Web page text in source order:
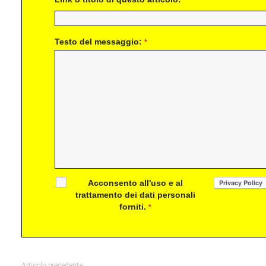
Testo del messaggio: *
Acconsento all'uso e al
trattamento dei dati personali
forniti.*